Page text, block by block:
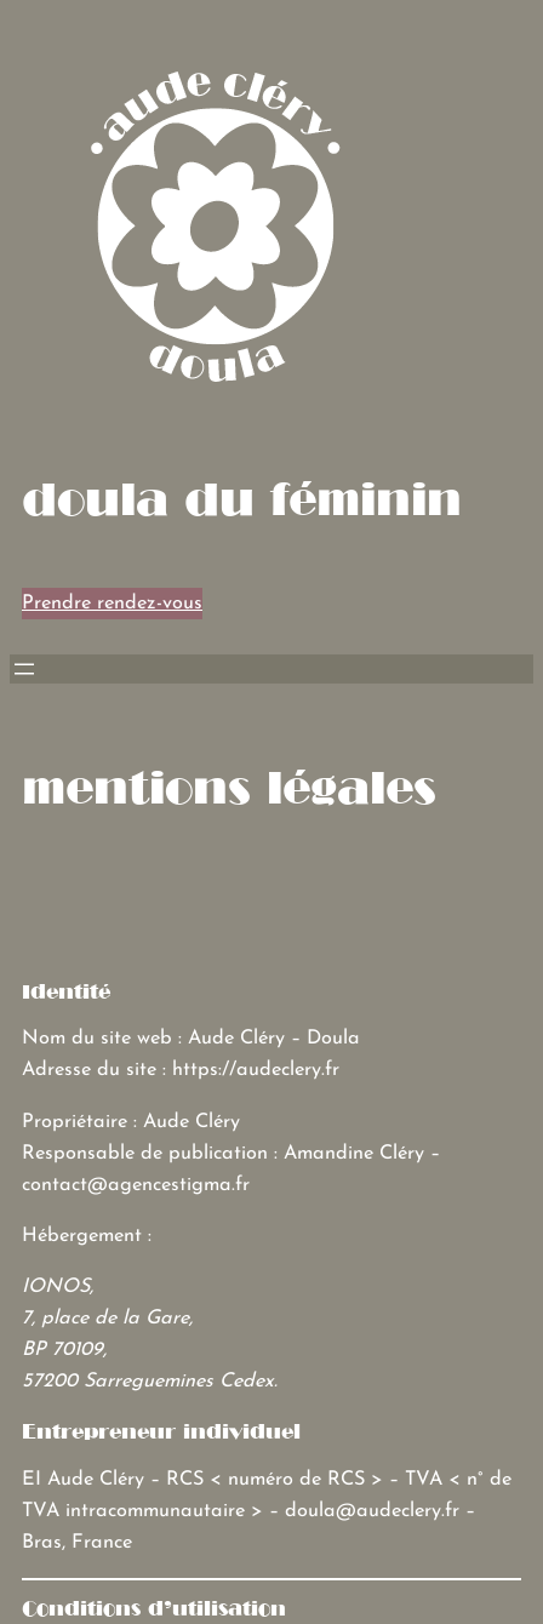
doula du féminin
Prendre rendez-vous
mentions légales
Identité
Nom du site web : Aude Cléry – Doula
Adresse du site : https://audeclery.fr
Propriétaire : Aude Cléry
Responsable de publication : Amandine Cléry –
contact@agencestigma.fr
Hébergement :
IONOS,
7, place de la Gare,
BP 70109,
57200 Sarreguemines Cedex.
Entrepreneur individuel
EI Aude Cléry – RCS < numéro de RCS > – TVA < n° de
TVA intracommunautaire > – doula@audeclery.fr –
Bras, France
Conditions d’utilisation